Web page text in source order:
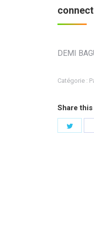
DEMI
Catégorie :
Share